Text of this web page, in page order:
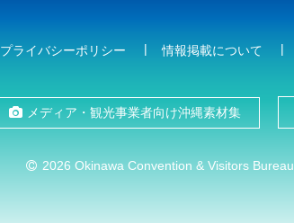
プライバシーポリシー 情報掲載について
メディア・観光事業者向け沖縄素材集
2026 Okinawa Convention & Visitors Bureau.